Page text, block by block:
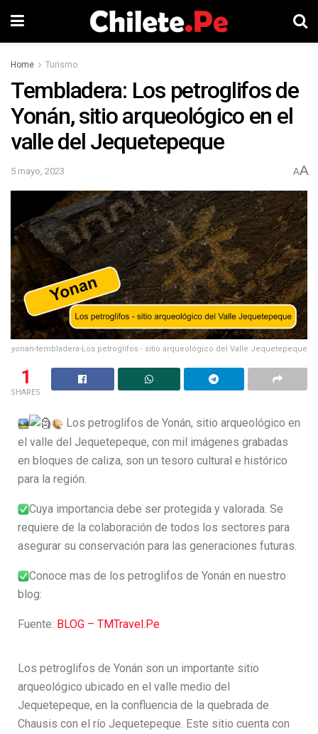
Home Turismo
Tembladera: Los petroglifos de
Yonán, sitio arqueológico en el
valle del Jequetepeque
5 mayo, 2023 AA
yonan-tembladera-Los petroglifos - sitio arqueológico del Valle Jequetepeque
1
SHARES
Los petroglifos de Yonán, sitio arqueológico en
el valle del Jequetepeque, con mil imágenes grabadas
en bloques de caliza, son un tesoro cultural e histórico
para la región.
Cuya importancia debe ser protegida y valorada. Se
requiere de la colaboración de todos los sectores para
asegurar su conservación para las generaciones futuras.
Conoce mas de los petroglifos de Yonán en nuestro
blog:
Fuente: BLOG – TMTravel.Pe
Los petroglifos de Yonán son un importante sitio
arqueológico ubicado en el valle medio del
Jequetepeque, en la confluencia de la quebrada de
Chausis con el río Jequetepeque. Este sitio cuenta con